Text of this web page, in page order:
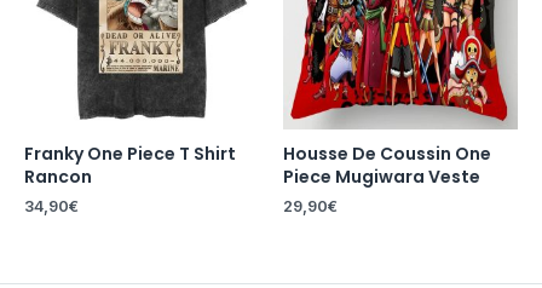
Franky One Piece T Shirt
Rancon
34,90€
Housse De Coussin One
Piece Mugiwara Veste
29,90€